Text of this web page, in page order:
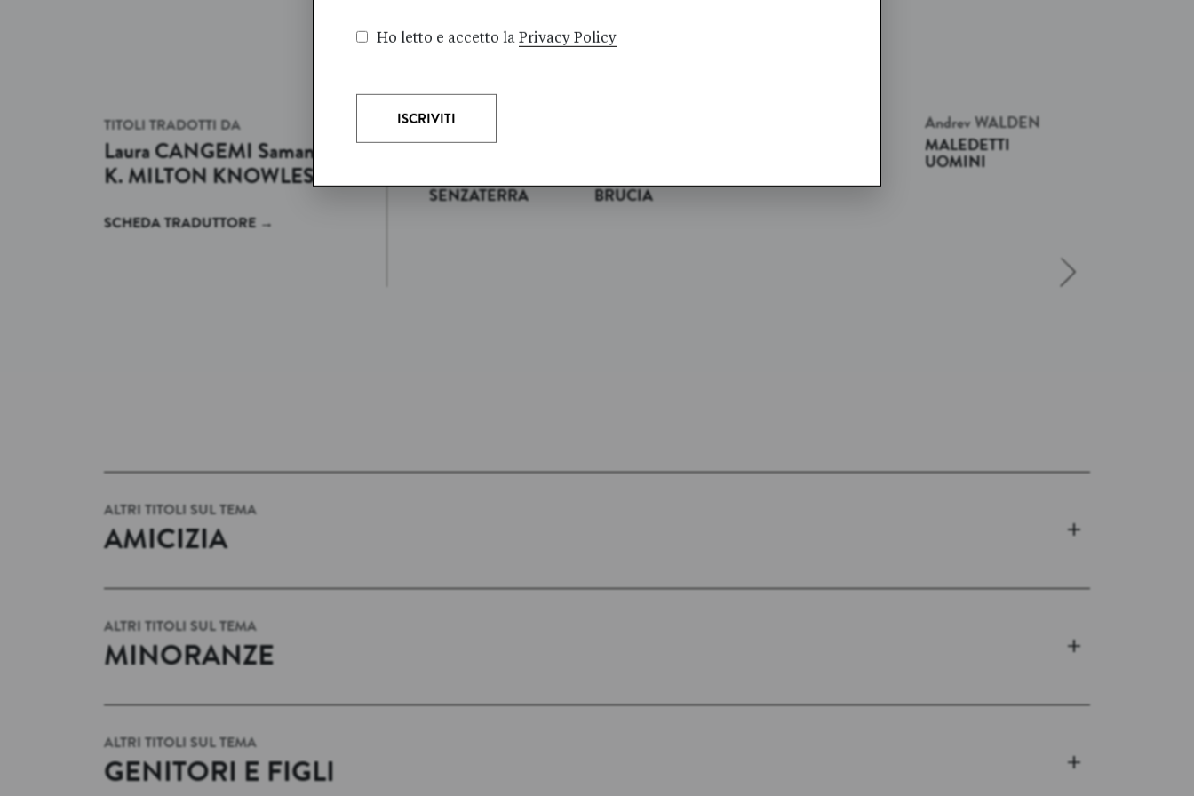
TITOLI TRADOTTI DA
Laura CANGEMI Samanta
K. MILTON KNOWLES
SCHEDA TRADUTTORE →
Lena
FRÖLANDER-
SENZATERRA
BRUCIA
Andrev WALDEN
MALEDETTI
UOMINI
ALTRI TITOLI SUL TEMA
AMICIZIA +
ALTRI TITOLI SUL TEMA
MINORANZE +
ALTRI TITOLI SUL TEMA
GENITORI E FIGLI +
Ho letto e accetto la Privacy Policy